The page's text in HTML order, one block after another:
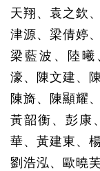
天翔、袁之欽
津源、梁倩婷
梁藍波、陸曦
濠、陳文建、
陳旖、陳顯耀
黃韶衡、彭康
華、黃建東、
劉浩泓、歐曉